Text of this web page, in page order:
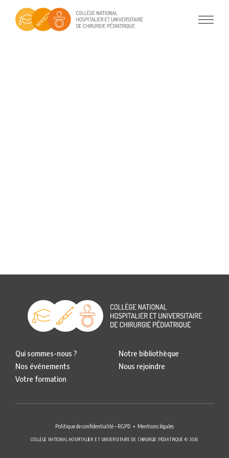
Qui sommes-nous ?
Nos événements
Votre formation
Notre bibliothèque
Nous rejoindre
Politique de confidentialité – RGPD Mentions légales
COLLÈGE NATIONAL HOSPITALIER ET UNIVERSITAIRE DE CHIRURGIE PÉDIATRIQUE © 2026